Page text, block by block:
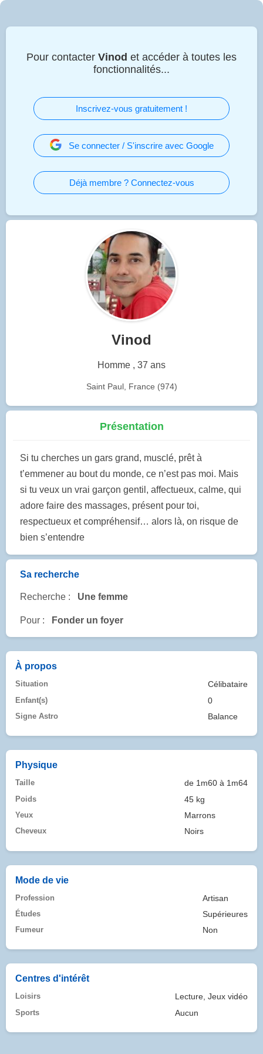
Pour contacter Vinod et accéder à toutes les
fonctionnalités...
Inscrivez-vous gratuitement !
Se connecter / S'inscrire avec Google
Déjà membre ? Connectez-vous
Vinod
Homme , 37 ans
Saint Paul, France (974)
Présentation
Si tu cherches un gars grand, musclé, prêt à
t’emmener au bout du monde, ce n’est pas moi. Mais
si tu veux un vrai garçon gentil, affectueux, calme, qui
adore faire des massages, présent pour toi,
respectueux et compréhensif… alors là, on risque de
bien s’entendre
Sa recherche
Recherche : Une femme
Pour : Fonder un foyer
À propos
Situation Célibataire
Enfant(s) 0
Signe Astro Balance
Physique
Taille de 1m60 à 1m64
Poids 45 kg
Yeux Marrons
Cheveux Noirs
Mode de vie
Profession Artisan
Études Supérieures
Fumeur Non
Centres d'intérêt
Loisirs Lecture, Jeux vidéo
Sports Aucun